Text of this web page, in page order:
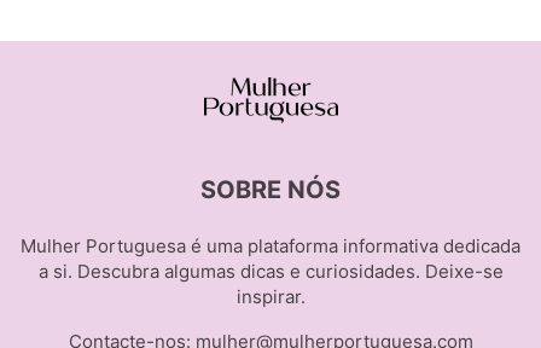
SOBRE NÓS
Mulher Portuguesa é uma plataforma informativa dedicada
a si. Descubra algumas dicas e curiosidades. Deixe-se
inspirar.
Contacte-nos: mulher@mulherportuguesa.com